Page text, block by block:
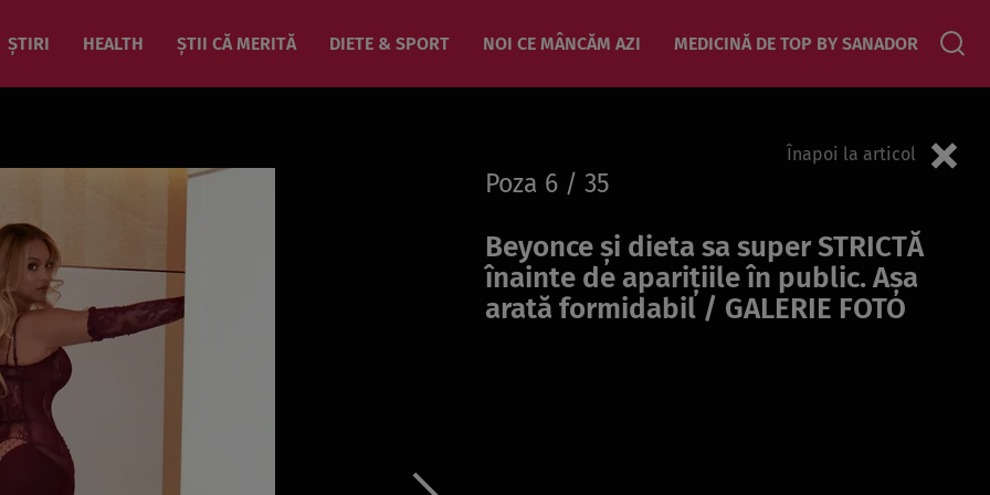
ȘTIRI HEALTH ȘTII CĂ MERITĂ DIETE & SPORT NOI CE MÂNCĂM AZI MEDICINĂ DE TOP BY SANADOR
Înapoi la articol
Poza 6 / 35
Beyonce și dieta sa super STRICTĂ
înainte de aparițiile în public. Așa
arată formidabil / GALERIE FOTO